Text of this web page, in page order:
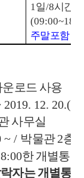
1일/8시간
주말포함 주
로드 사용
2019. 12. 20.(
사무실
~ / 박물관2층
한 개별통보
자는 개별통